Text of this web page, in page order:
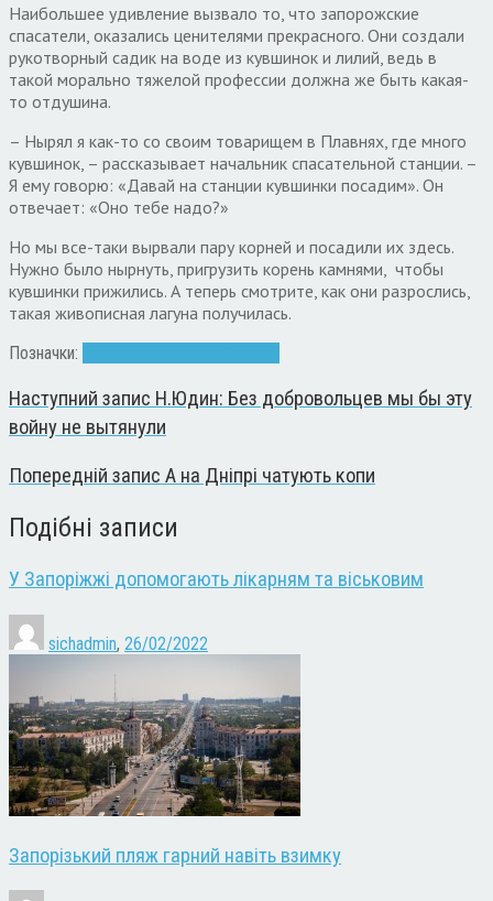
Наибольшее удивление вызвало то, что запорожские
спасатели, оказались ценителями прекрасного. Они создали
рукотворный садик на воде из кувшинок и лилий, ведь в
такой морально тяжелой профессии должна же быть какая-
то отдушина.
– Нырял я как-то со своим товарищем в Плавнях, где много
кувшинок, – рассказывает начальник спасательной станции. –
Я ему говорю: «Давай на станции кувшинки посадим». Он
отвечает: «Оно тебе надо?»
Но мы все-таки вырвали пару корней и посадили их здесь.
Нужно было нырнуть, пригрузить корень камнями, чтобы
кувшинки прижились. А теперь смотрите, как они разрослись,
такая живописная лагуна получилась.
Позначки:
Наступний запис Н.Юдин: Без добровольцев мы бы эту
войну не вытянули
Попередній запис А на Дніпрі чатують копи
Подібні записи
У Запоріжжі допомогають лікарням та віськовим
sichadmin, 26/02/2022
Запорізький пляж гарний навіть взимку